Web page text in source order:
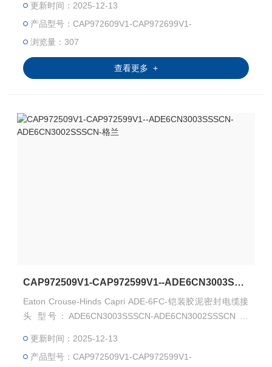
装电缆，并包含复合屏障 Capri ADE-6FC 适用于 IEC IIC 气
体组和 NEC I 类 1 区安装。
更新时间：2025-12-13
产品型号：CAP972609V1-CAP972699V1-
浏览量：307
查看更多 +
CAP972509V1-CAP972599V1--ADE6CN3003SSSCN-ADE6CN3002SSSCN-格兰
Eaton Crouse-Hinds Capri ADE-6FC-铠装胶泥密封电缆接
头 型号：ADE6CN3003SSSCN-ADE6CN3002SSSCN 料
装电缆，并包含复合屏障 Capri ADE-6FC 适用于 IEC IIC 气
体组和 NEC I 类 1 区安装。
更新时间：2025-12-13
产品型号：CAP972509V1-CAP972599V1-